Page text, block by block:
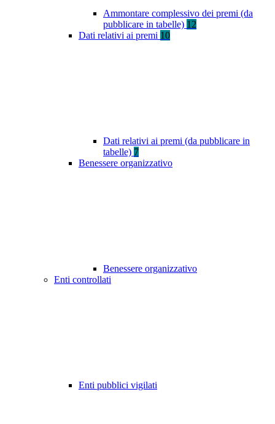
Ammontare complessivo dei premi (da
pubblicare in tabelle) 12
Dati relativi ai premi 10
Dati relativi ai premi (da pubblicare in
tabelle) 7
Benessere organizzativo
Benessere organizzativo
Enti controllati
Enti pubblici vigilati